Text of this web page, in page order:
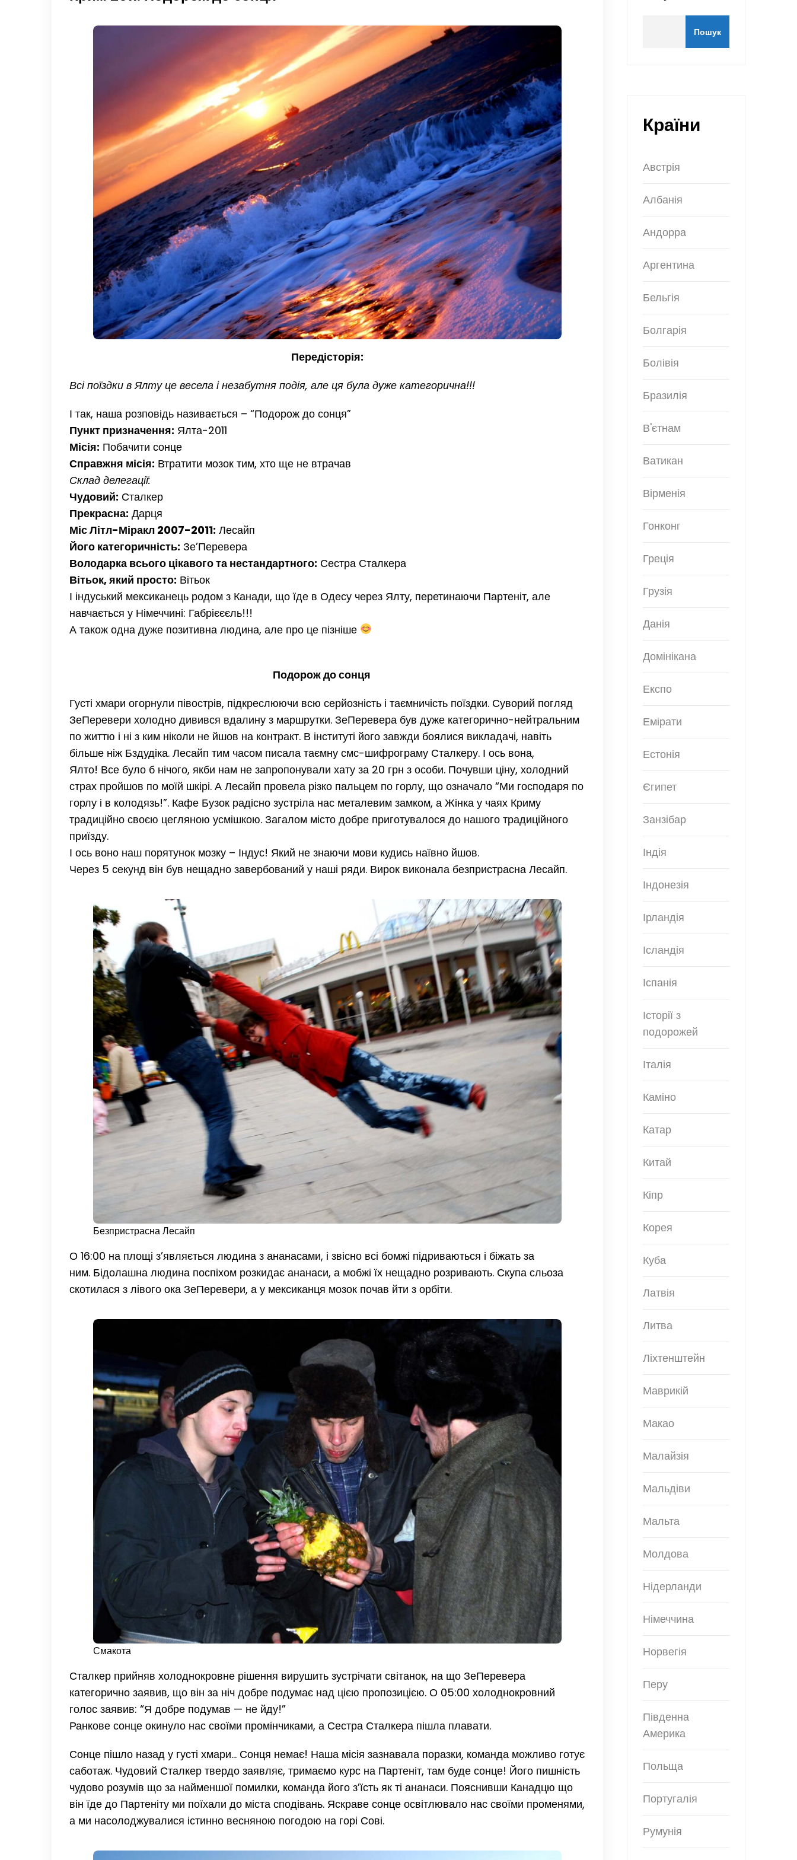
Передісторія:
Всі поїздки в Ялту це весела і незабутня подія, але ця була дуже категорична!!!
І так, наша розповідь називається – “Подорож до сонця”
Пункт призначення: Ялта-2011
Місія: Побачити сонце
Справжня місія: Втратити мозок тим, хто ще не втрачав
Склад делегації:
Чудовий: Сталкер
Прекрасна: Дарця
Міс Літл-Міракл 2007-2011: Лесайп
Його категоричність: Зе’Перевера
Володарка всього цікавого та нестандартного: Сестра Сталкера
Вітьок, який просто: Вітьок
І індуський мексиканець родом з Канади, що їде в Одесу через Ялту, перетинаючи Партеніт, але
навчається у Німеччині: Габрієєєль!!!
А також одна дуже позитивна людина, але про це пізніше
Подорож до сонця
Густі хмари огорнули півострів, підкреслюючи всю серйозність і таємничість поїздки. Суворий погляд
ЗеПеревери холодно дивився вдалину з маршрутки. ЗеПеревера був дуже категорично-нейтральним
по життю і ні з ким ніколи не йшов на контракт. В інституті його завжди боялися викладачі, навіть
більше ніж Бздудіка. Лесайп тим часом писала таємну смс-шифрограму Сталкеру. І ось вона,
Ялто! Все було б нічого, якби нам не запропонували хату за 20 грн з особи. Почувши ціну, холодний
страх пройшов по моїй шкірі. А Лесайп провела різко пальцем по горлу, що означало “Ми господаря по
горлу і в колодязь!”. Кафе Бузок радісно зустріла нас металевим замком, а Жінка у чаях Криму
традиційно своєю цегляною усмішкою. Загалом місто добре приготувалося до нашого традиційного
приїзду.
І ось воно наш порятунок мозку – Індус! Який не знаючи мови кудись наївно йшов.
Через 5 секунд він був нещадно завербований у наші ряди. Вирок виконала безпристрасна Лесайп.
Безпристрасна Лесайп
О 16:00 на площі з’являється людина з ананасами, і звісно всі бомжі підриваються і біжать за
ним. Бідолашна людина поспіхом розкидає ананаси, а мобжі їх нещадно розривають. Скупа сльоза
скотилася з лівого ока ЗеПеревери, а у мексиканця мозок почав йти з орбіти.
Смакота
Сталкер прийняв холоднокровне рішення вирушить зустрічати світанок, на що ЗеПеревера
категорично заявив, що він за ніч добре подумає над цією пропозицією. О 05:00 холоднокровний
голос заявив: “Я добре подумав — не йду!”
Ранкове сонце окинуло нас своїми промінчиками, а Сестра Сталкера пішла плавати.
Сонце пішло назад у густі хмари… Сонця немає! Наша місія зазнавала поразки, команда можливо готує
саботаж. Чудовий Сталкер твердо заявляє, тримаємо курс на Партеніт, там буде сонце! Його пишність
чудово розумів що за найменшої помилки, команда його з’їсть як ті ананаси. Пояснивши Канадцю що
він їде до Партеніту ми поїхали до міста сподівань. Яскраве сонце освітлювало нас своїми променями,
а ми насолоджувалися істинно весняною погодою на горі Сові.
Пошук
Країни
Австрія
Албанія
Андорра
Аргентина
Бельгія
Болгарія
Болівія
Бразилія
В'єтнам
Ватикан
Вірменія
Гонконг
Греція
Грузія
Данія
Домінікана
Експо
Емірати
Естонія
Єгипет
Занзібар
Індія
Індонезія
Ірландія
Ісландія
Іспанія
Історії з
подорожей
Італія
Каміно
Катар
Китай
Кіпр
Корея
Куба
Латвія
Литва
Ліхтенштейн
Маврикій
Макао
Малайзія
Мальдіви
Мальта
Молдова
Нідерланди
Німеччина
Норвегія
Перу
Південна
Америка
Польща
Португалія
Румунія